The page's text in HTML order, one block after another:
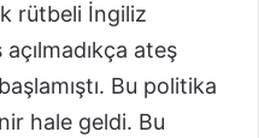
rütbeli İngiliz
ateş
Bu politika
hale geldi. Bu